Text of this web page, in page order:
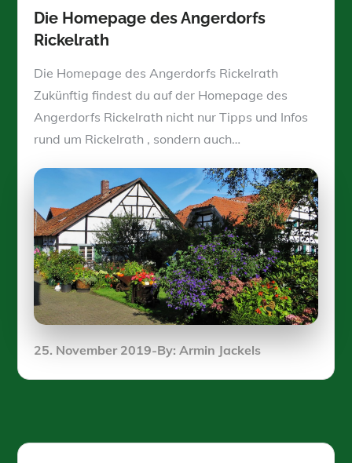
Die Homepage des Angerdorfs
Rickelrath
Die Homepage des Angerdorfs Rickelrath
Zukünftig findest du auf der Homepage des
Angerdorfs Rickelrath nicht nur Tipps und Infos
rund um Rickelrath , sondern auch…
Posted
25. November 2019 By:Armin Jackels